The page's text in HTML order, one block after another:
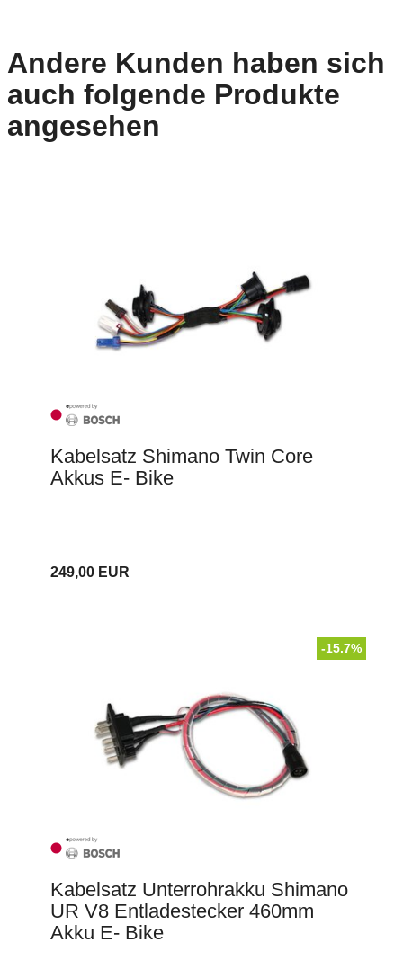
Andere Kunden haben sich
auch folgende Produkte
angesehen
Kabelsatz Shimano Twin Core
Akkus E- Bike
249,00 EUR
-15.7%
Kabelsatz Unterrohrakku Shimano
UR V8 Entladestecker 460mm
Akku E- Bike